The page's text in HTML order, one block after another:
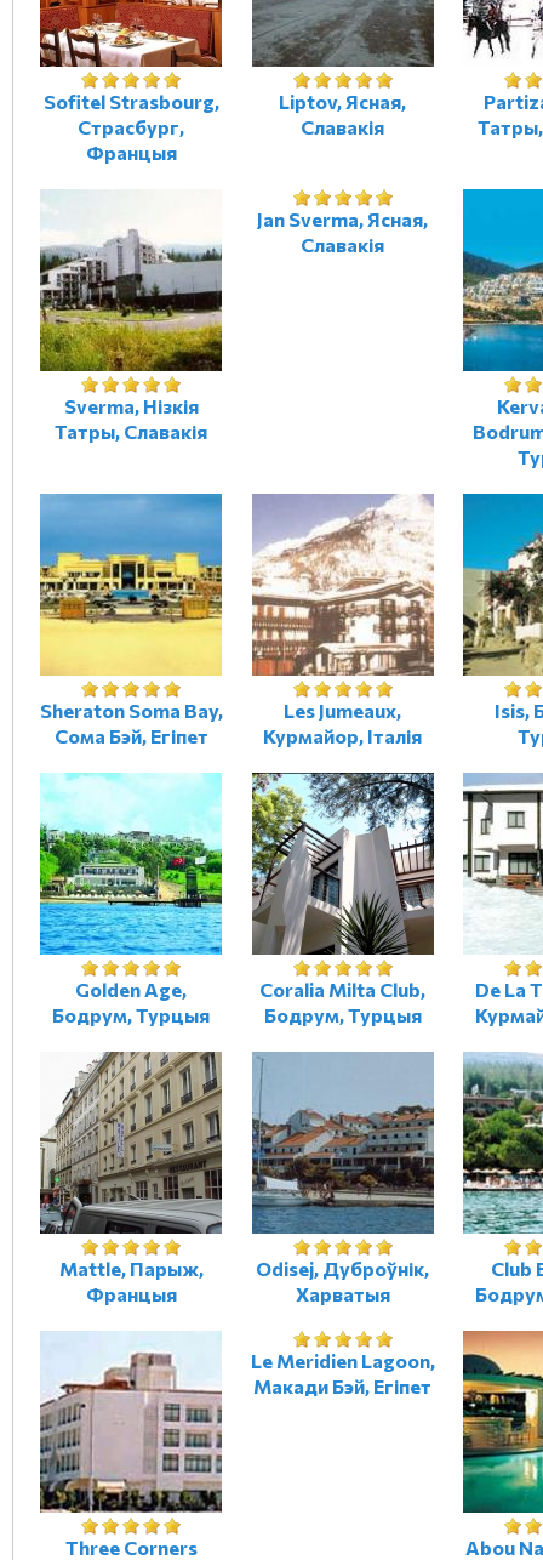
Sofitel Strasbourg,
Страсбург,
Францыя
Liptov, Ясная,
Славакія
Татры,
Sverma, Нізкія
Татры, Славакія
Jan Sverma, Ясная,
Славакія
Sheraton Soma Bay,
Сома Бэй, Егіпет
Les Jumeaux,
Курмайор, Італія
Isis,
Golden Age,
Бодрум, Турцыя
Coralia Milta Club,
Бодрум, Турцыя
De La
Mattle, Парыж,
Францыя
Odisej, Дуброўнік,
Харватыя
Club
Three Corners
Le Meridien Lagoon,
Макади Бэй, Егіпет
Abou